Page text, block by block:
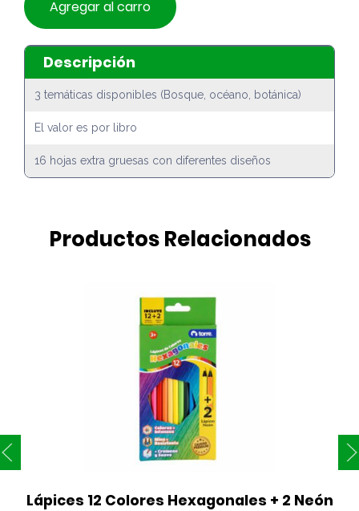
Agregar al carro
Descripción
3 temáticas disponibles (Bosque, océano, botánica)
El valor es por libro
16 hojas extra gruesas con diferentes diseños
Productos Relacionados
Lápices 12 Colores Hexagonales + 2 Neón